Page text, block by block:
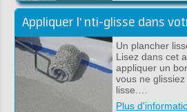
Appliquer l' nti-glisse dans
Un plancher
Lisez dans cet
appliquer un
vous ne
lisse.…
Plus